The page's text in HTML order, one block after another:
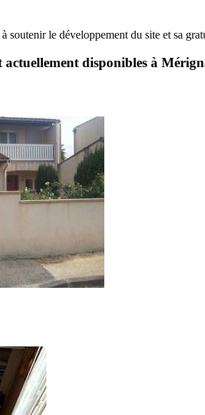
soutenir le développement du site et sa
disponibles à